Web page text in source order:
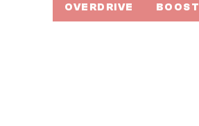
OVERDRIVE